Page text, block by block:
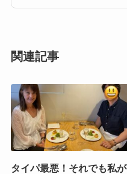
関連記事
タイパ最悪！それでも私が